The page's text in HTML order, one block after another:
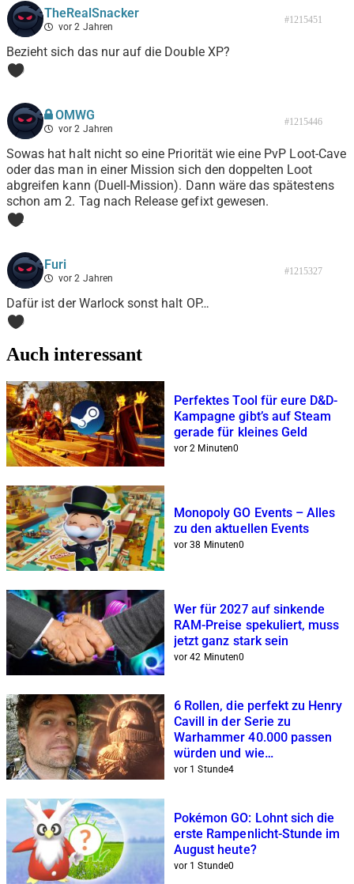
TheRealSnacker
vor 2 Jahren
#1215451
Bezieht sich das nur auf die Double XP?
0
OMWG
vor 2 Jahren
#1215446
Sowas hat halt nicht so eine Priorität wie eine PvP Loot-Cave
oder das man in einer Mission sich den doppelten Loot
abgreifen kann (Duell-Mission). Dann wäre das spätestens
schon am 2. Tag nach Release gefixt gewesen.
1
Furi
vor 2 Jahren
#1215327
Dafür ist der Warlock sonst halt OP…
0
Auch interessant
Perfektes Tool für eure D&D-
Kampagne gibt’s auf Steam
gerade für kleines Geld
vor 2 Minuten0
Monopoly GO Events – Alles
zu den aktuellen Events
vor 38 Minuten0
Wer für 2027 auf sinkende
RAM-Preise spekuliert, muss
jetzt ganz stark sein
vor 42 Minuten0
6 Rollen, die perfekt zu Henry
Cavill in der Serie zu
Warhammer 40.000 passen
würden und wie
wahrscheinlich sie sind
vor 1 Stunde4
Pokémon GO: Lohnt sich die
erste Rampenlicht-Stunde im
August heute?
vor 1 Stunde0